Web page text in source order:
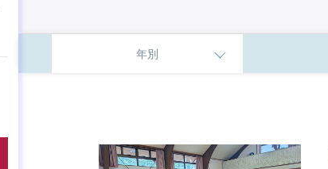
年別